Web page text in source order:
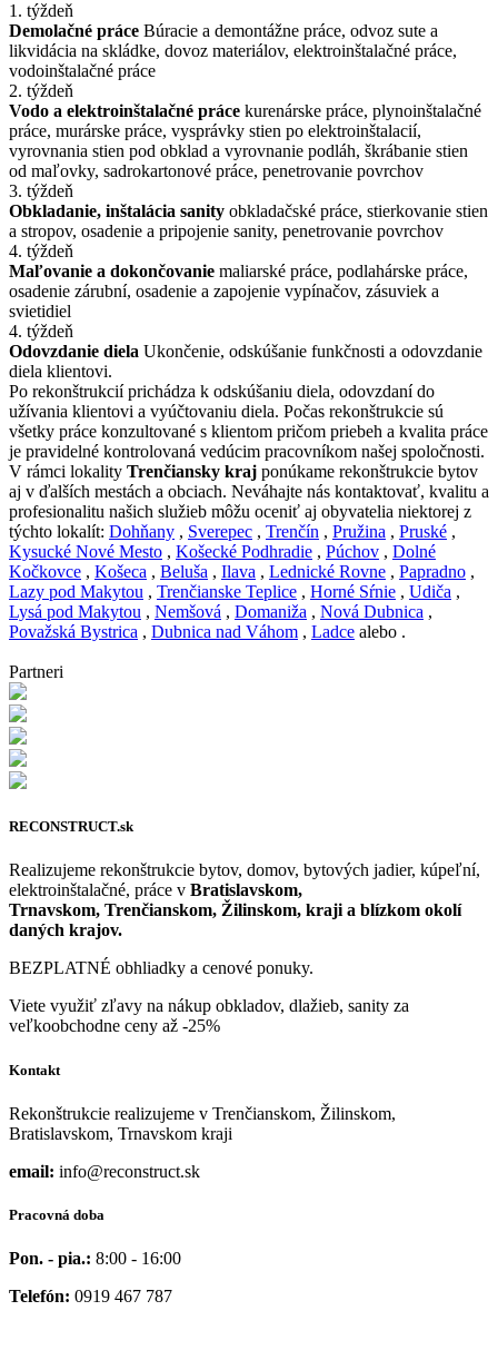
1. týždeň
Demolačné práce Búracie a demontážne práce, odvoz sute a
likvidácia na skládke, dovoz materiálov, elektroinštalačné práce,
vodoinštalačné práce
2. týždeň
Vodo a elektroinštalačné práce kurenárske práce, plynoinštalačné
práce, murárske práce, vysprávky stien po elektroinštalacií,
vyrovnania stien pod obklad a vyrovnanie podláh, škrábanie stien
od maľovky, sadrokartonové práce, penetrovanie povrchov
3. týždeň
Obkladanie, inštalácia sanity obkladačské práce, stierkovanie stien
a stropov, osadenie a pripojenie sanity, penetrovanie povrchov
4. týždeň
Maľovanie a dokončovanie maliarské práce, podlahárske práce,
osadenie zárubní, osadenie a zapojenie vypínačov, zásuviek a
svietidiel
4. týždeň
Odovzdanie diela Ukončenie, odskúšanie funkčnosti a odovzdanie
diela klientovi.
Po rekonštrukcií prichádza k odskúšaniu diela, odovzdaní do
užívania klientovi a vyúčtovaniu diela. Počas rekonštrukcie sú
všetky práce konzultované s klientom pričom priebeh a kvalita práce
je pravidelné kontrolovaná vedúcim pracovníkom našej spoločnosti.
V rámci lokality Trenčiansky kraj ponúkame rekonštrukcie bytov
aj v ďalších mestách a obciach. Neváhajte nás kontaktovať, kvalitu a
profesionalitu našich služieb môžu oceniť aj obyvatelia niektorej z
týchto lokalít: Dohňany , Sverepec , Trenčín , Pružina , Pruské ,
Kysucké Nové Mesto , Košecké Podhradie , Púchov , Dolné
Kočkovce , Košeca , Beluša , Ilava , Lednické Rovne , Papradno ,
Lazy pod Makytou , Trenčianske Teplice , Horné Sŕnie , Udiča ,
Lysá pod Makytou , Nemšová , Domaniža , Nová Dubnica ,
Považská Bystrica , Dubnica nad Váhom , Ladce alebo .
Partneri
RECONSTRUCT.sk
Realizujeme rekonštrukcie bytov, domov, bytových jadier, kúpeľní,
elektroinštalačné, práce v Bratislavskom,
Trnavskom, Trenčianskom, Žilinskom, kraji a blízkom okolí
daných krajov.
BEZPLATNÉ obhliadky a cenové ponuky.
Viete využiť zľavy na nákup obkladov, dlažieb, sanity za
veľkoobchodne ceny až -25%
Kontakt
Rekonštrukcie realizujeme v Trenčianskom, Žilinskom,
Bratislavskom, Trnavskom kraji
email: info@reconstruct.sk
Pracovná doba
Pon. - pia.: 8:00 - 16:00
Telefón: 0919 467 787